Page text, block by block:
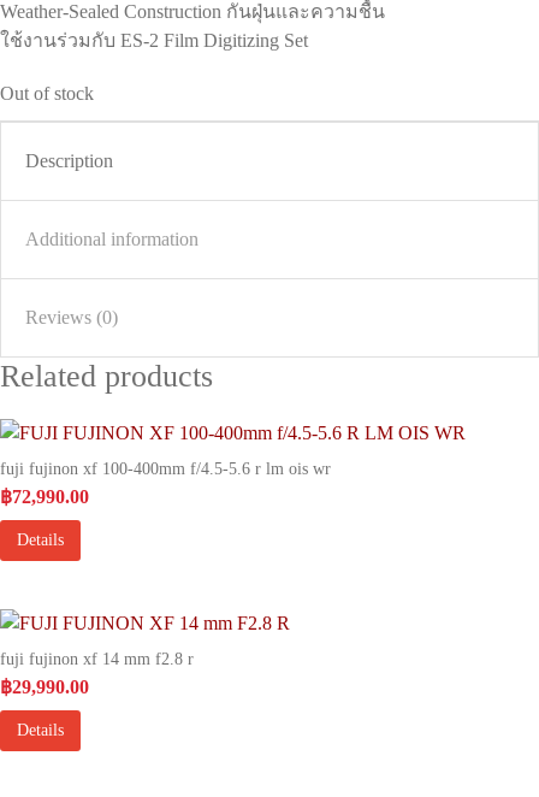
Weather-Sealed Construction กันฝุ่นและความชื้น
ใช้งานร่วมกับ ES-2 Film Digitizing Set
Out of stock
Description
Additional information
Reviews (0)
Related products
fuji fujinon xf 100-400mm f/4.5-5.6 r lm ois wr
฿72,990.00
Details
fuji fujinon xf 14 mm f2.8 r
฿29,990.00
Details